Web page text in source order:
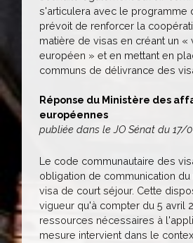
s'articulera avec le programme
prévoit de renforcer la
matière de visas en créant un «
européen » et en mettant en
communs de délivrance des
Réponse du Ministère des
européennes
publiée dans le JO Sénat du 17/
Le code communautaire des
obligation de communication
visa de court séjour. Cette
vigueur qu'à compter du 5 avril
ressources nécessaires à
mesure intervient dans le